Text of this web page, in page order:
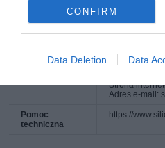
CONFIRM
Data Deletion Data
Numer
Strona
Adres e-mail:
odpowiedzialny
Adres: (1322
Strona
Adres e-mail:
Pomoc
techniczna
https://